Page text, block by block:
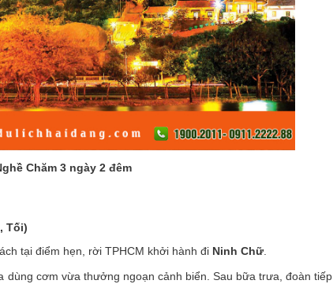
Chăm 3 ngày 2 đêm
Tối)
tại điểm hẹn, rời TPHCM khởi hành đi Ninh Chữ.
dùng cơm vừa thưởng ngoạn cảnh biển. Sau bữa trưa, đoàn tiếp